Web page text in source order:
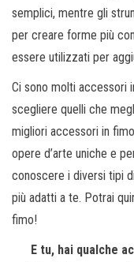
semplici, mentre gli
per creare forme più
essere utilizzati per
Ci sono molti accessori
scegliere quelli che
migliori accessori in
opere d’arte uniche e
conoscere i diversi tipi
più adatti a te. Potrai
fimo!
E tu, hai qualche